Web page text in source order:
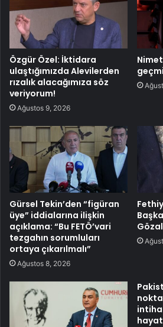
Özgür Özel: İktidara
ulaştığımızda Alevilerden
rızalık alacağımıza söz
veriyorum!
Ağustos 9, 2026
Gürsel Tekin’den “figüran
üye” iddialarına ilişkin
açıklama: “Bu FETÖ’vari
tezgahın sorumluları
ortaya çıkarılmalı”
Ağustos 8, 2026